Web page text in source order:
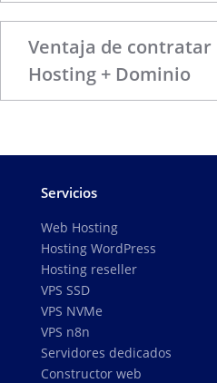
Ventaja de contratar
Hosting + Dominio
Servicios
Web Hosting
Hosting WordPress
Hosting reseller
VPS SSD
VPS NVMe
VPS n8n
Servidores dedicados
Constructor web